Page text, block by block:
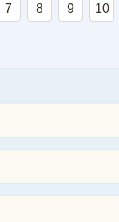
7 8 9 10